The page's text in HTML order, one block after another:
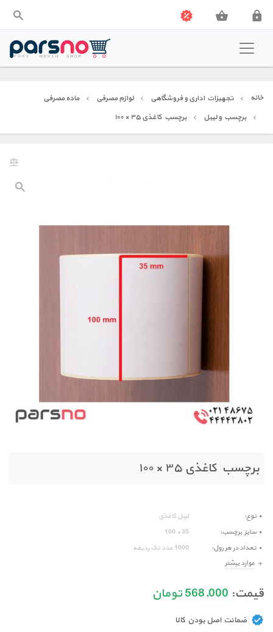
فروشگاه پارس نو
خانه تجهیزات اداری و فروشگاهی لوازم مصرفی
ماده مصرفی
برچسب و لیبل
برچسب کاغذی ۳۵ × ۱۰۰
برچسب کاغذی ۳۵ × ۱۰۰
نوع
لیبل کاغذی
سایز برچسب
35 × 100
تعداد در هر رول
1000 عدد تک ردیفه
موارد بیشتر
قیمت: 568,000تومان
ضمانت اصل بودن کالا